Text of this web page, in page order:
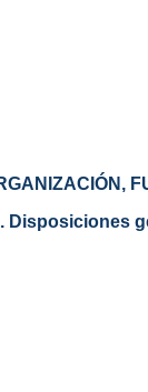
Disposiciones